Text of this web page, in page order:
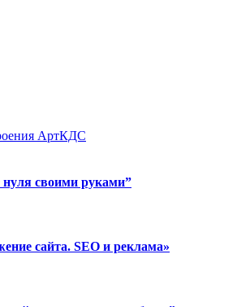
АртКДС
своими руками”
сайта. SEO и реклама»